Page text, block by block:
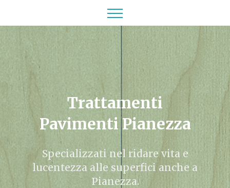
Trattamenti
Pavimenti Pianezza
Specializzati nel ridare vita e
lucentezza alle superfici anche a
Pianezza.